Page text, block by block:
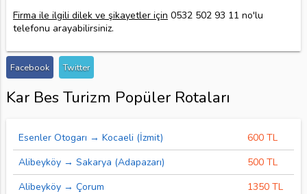
Firma ile ilgili dilek ve şikayetler için 0532 502 93 11 no'lu
telefonu arayabilirsiniz.
Facebook Twitter
Kar Bes Turizm Popüler Rotaları
Esenler Otogarı → Kocaeli (İzmit)
600 TL
Alibeyköy → Sakarya (Adapazarı)
500 TL
Alibeyköy → Çorum
1350 TL